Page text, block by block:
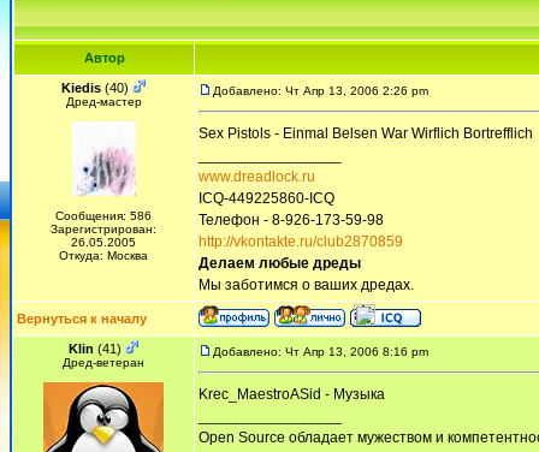
Автор
Kiedis (40)
Дред-мастер
Сообщения: 586
Зарегистрирован:
26.05.2005
Откуда: Москва
Добавлено: Чт Апр 13, 2006 2:26 pm
Sex Pistols - Einmal Belsen War Wirflich Bortrefflich
www.dreadlock.ru
ICQ-449225860-ICQ
Телефон - 8-926-173-59-98
http://vkontakte.ru/club2870859
Делаем любые дреды
Мы заботимся о ваших дредах.
Вернуться к началу
Klin (41)
Дред-ветеран
Добавлено: Чт Апр 13, 2006 8:16 pm
Krec_MaestroASid - Музыка
Open Source обладает мужеством и